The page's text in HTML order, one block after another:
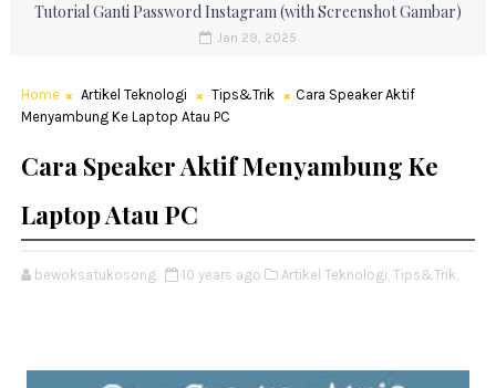
Tutorial Ganti Password Instagram (with Screenshot Gambar)
Jan 29, 2025
Home Artikel Teknologi Tips&Trik
Cara Speaker Aktif
Menyambung Ke Laptop Atau PC
Cara Speaker Aktif Menyambung Ke
Laptop Atau PC
bewoksatukosong 10 years ago Artikel Teknologi, Tips&Trik,